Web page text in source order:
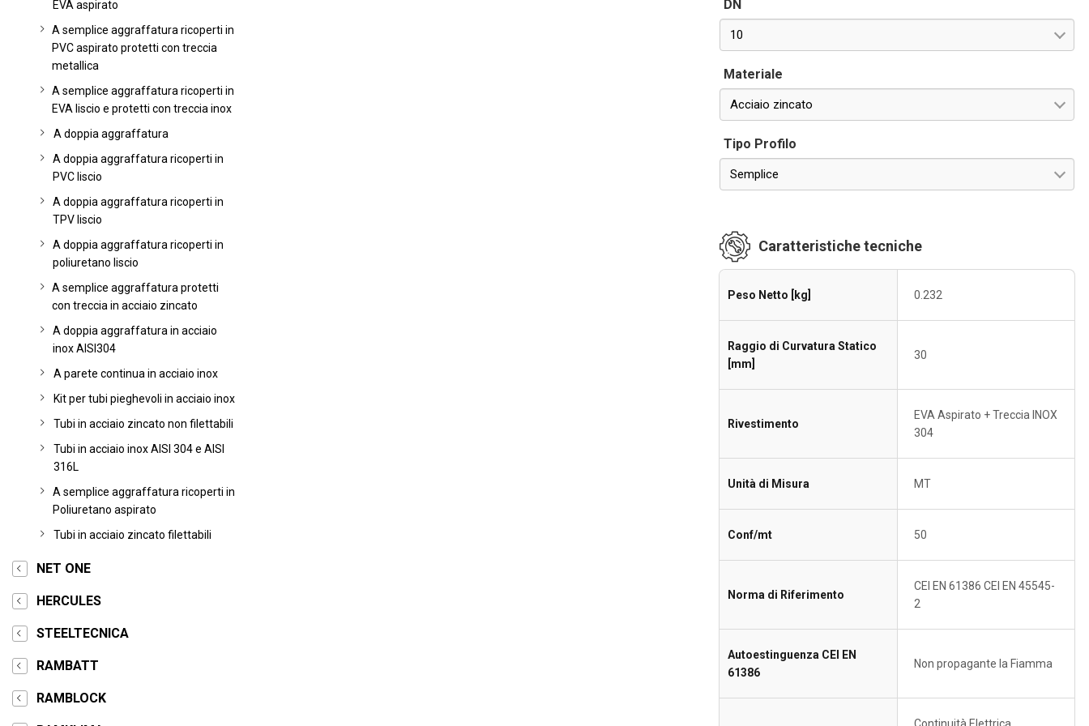
EVA aspirato
A semplice aggraffatura ricoperti in
PVC aspirato protetti con treccia
metallica
A semplice aggraffatura ricoperti in
EVA liscio e protetti con treccia inox
A doppia aggraffatura
A doppia aggraffatura ricoperti in
PVC liscio
A doppia aggraffatura ricoperti in
TPV liscio
A doppia aggraffatura ricoperti in
poliuretano liscio
A semplice aggraffatura protetti
con treccia in acciaio zincato
A doppia aggraffatura in acciaio
inox AISI304
A parete continua in acciaio inox
Kit per tubi pieghevoli in acciaio inox
Tubi in acciaio zincato non filettabili
Tubi in acciaio inox AISI 304 e AISI
316L
A semplice aggraffatura ricoperti in
Poliuretano aspirato
Tubi in acciaio zincato filettabili
NET ONE
HERCULES
STEELTECNICA
RAMBATT
RAMBLOCK
DN
10
Materiale
Acciaio zincato
Tipo Profilo
Semplice
Caratteristiche tecniche
Peso Netto [kg] 0.232
Raggio di Curvatura Statico
[mm]
30
Rivestimento
EVA Aspirato + Treccia INOX
304
Unità di Misura MT
Conf/mt 50
Norma di Riferimento
CEI EN 61386 CEI EN 45545-
2
Autoestinguenza CEI EN
61386
Non propagante la Fiamma